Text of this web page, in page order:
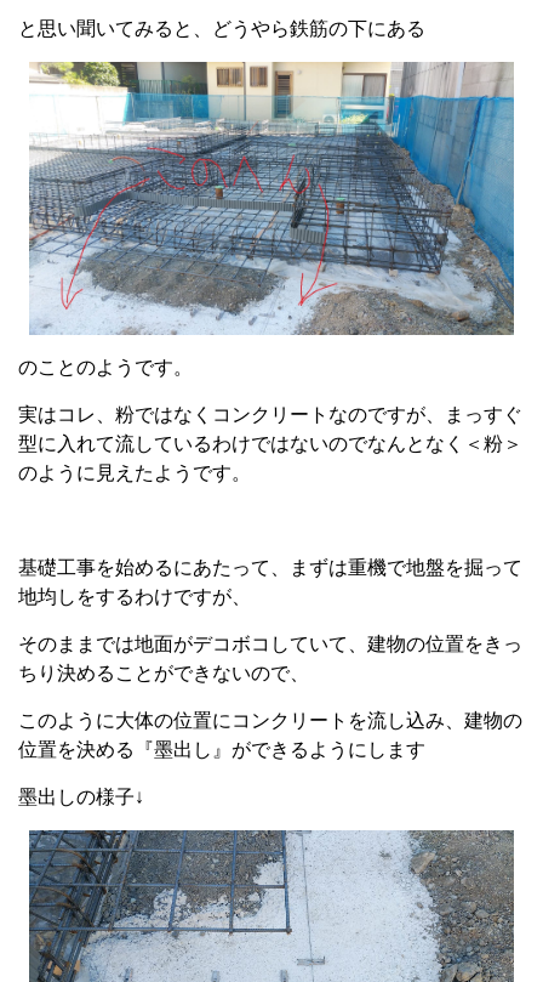
と思い聞いてみると、どうやら鉄筋の下にある
のことのようです。
実はコレ、粉ではなくコンクリートなのですが、まっすぐ
型に入れて流しているわけではないのでなんとなく＜粉＞
のように見えたようです。
基礎工事を始めるにあたって、まずは重機で地盤を掘って
地均しをするわけですが、
そのままでは地面がデコボコしていて、建物の位置をきっ
ちり決めることができないので、
このように大体の位置にコンクリートを流し込み、建物の
位置を決める『墨出し』ができるようにします
墨出しの様子↓